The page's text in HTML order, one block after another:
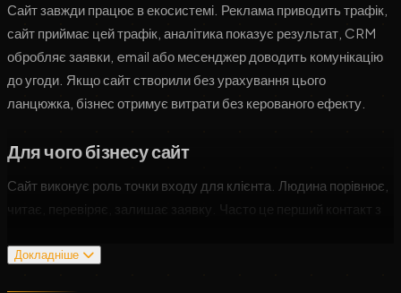
Сайт завжди працює в екосистемі. Реклама приводить трафік,
сайт приймає цей трафік, аналітика показує результат, CRM
обробляє заявки, email або месенджер доводить комунікацію
до угоди. Якщо сайт створили без урахування цього
ланцюжка, бізнес отримує витрати без керованого ефекту.
Для чого бізнесу сайт
Сайт виконує роль точки входу для клієнта. Людина порівнює,
читає, перевіряє, залишає заявку. Часто це перший контакт з
Докладніше